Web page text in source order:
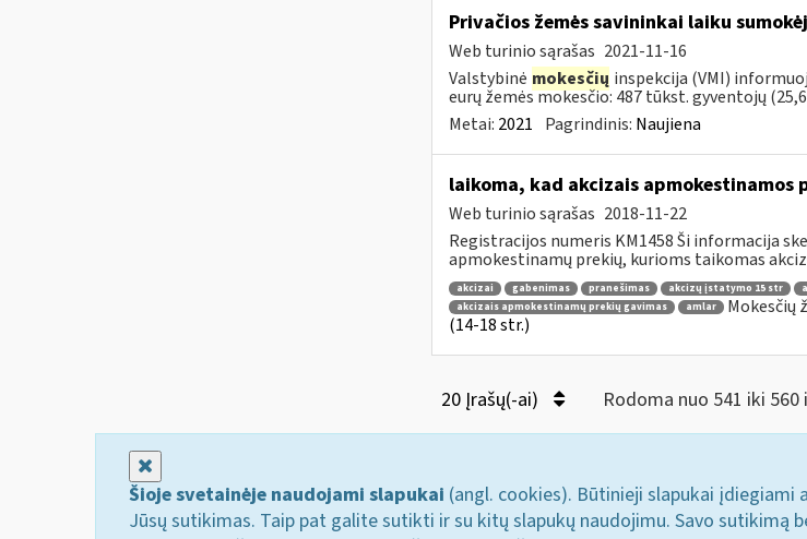
Privačios žemės savininkai laiku
Web turinio sąrašas 2021-11-16
Valstybinė mokesčių inspekcija (VMI)
eurų žemės mokesčio: 487 tūkst. gyventojų
Metai: 2021 Pagrindinis: Naujiena
laikoma, kad akcizais apmokestinamos
Web turinio sąrašas 2018-11-22
Registracijos numeris KM1458 Ši informacija
apmokestinamų prekių, kurioms taikomas
akcizai gabenimas pranešimas akcizų įstatymo 15 str
akcizais apmokestinamų prekių gavimas
amlar Mokesčių
(14-18 str.)
20 Įrašų(-ai) Rodoma nuo 541 iki 560
Šioje svetainėje naudojami slapukai (angl. cookies). Būtinieji slapukai
Jūsų sutikimas. Taip pat galite sutikti ir su kitų slapukų naudojimu. Savo sutikimą